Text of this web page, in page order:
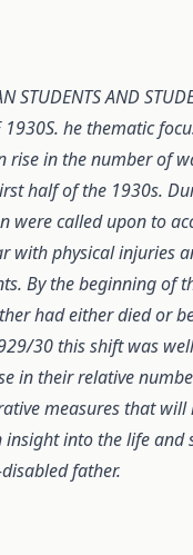
STUDENTS AND
1930S. he thematic
rise in the number of
half of the 1930s.
were called upon to
physical injuries
By the beginning of
had either died or
30 this shift was
in their relative
measures that
into the life and
father.